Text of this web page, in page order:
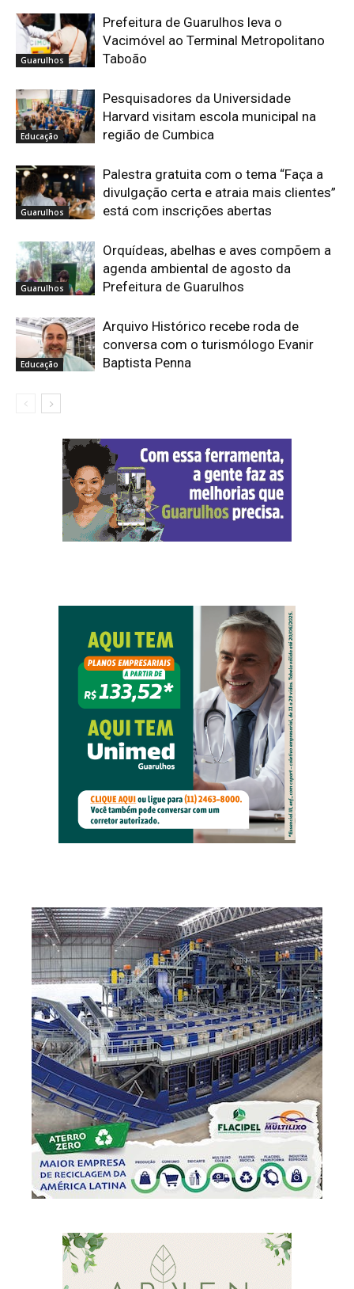
Guarulhos
Prefeitura de Guarulhos leva o
Vacimóvel ao Terminal Metropolitano
Taboão
Educação
Pesquisadores da Universidade
Harvard visitam escola municipal na
região de Cumbica
Guarulhos
Palestra gratuita com o tema “Faça a
divulgação certa e atraia mais clientes”
está com inscrições abertas
Guarulhos
Orquídeas, abelhas e aves compõem a
agenda ambiental de agosto da
Prefeitura de Guarulhos
Educação
Arquivo Histórico recebe roda de
conversa com o turismólogo Evanir
Baptista Penna